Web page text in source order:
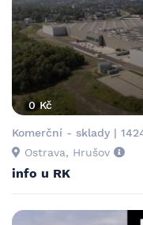
0 Kč
Komerční - sklady |
Ostrava, Hrušov
info u RK